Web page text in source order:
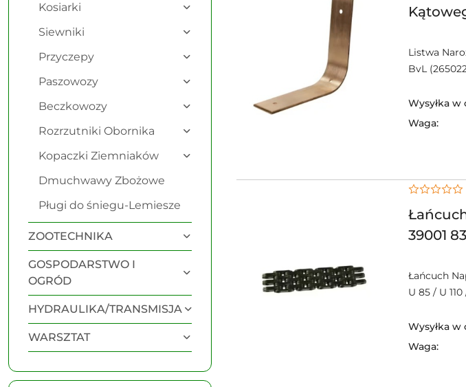
Kosiarki
Siewniki
Przyczepy
Paszowozy
Beczkowozy
Rozrzutniki Obornika
Kopaczki Ziemniaków
Dmuchwawy Zbożowe
Pługi do śniegu-Lemiesze
ZOOTECHNIKA
GOSPODARSTWO I
OGRÓD
HYDRAULIKA/TRANSMISJA
WARSZTAT
Listwa
BvL
Wysyłka w
Waga:
39001
Łańcuch
U 85 / U
Wysyłka w
Waga: